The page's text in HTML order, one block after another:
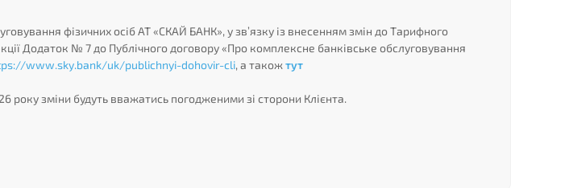
фізичних осіб АТ «СКАЙ БАНК», у зв’язку із внесенням змін до Тарифного
Додаток № 7 до Публічного договору «Про комплексне банківське обслуговування
www.sky.bank/uk/publichnyi-dohovir-cli, а такожтут
року зміни будуть вважатись погодженими зі сторони Клієнта.